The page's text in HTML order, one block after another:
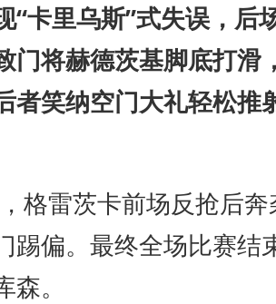
“卡里乌斯”式失误，后
门将赫德茨基脚底打滑
者笑纳空门大礼轻松推
格雷茨卡前场反抢后
踢偏。最终全场比赛结
。